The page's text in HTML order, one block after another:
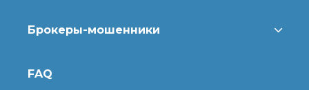
Брокеры-мошенники
FAQ